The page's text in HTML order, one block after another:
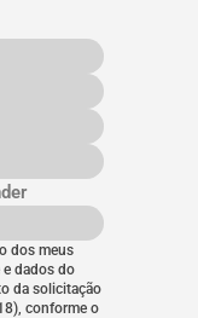
dos meus
e dados do
da solicitação
conforme o